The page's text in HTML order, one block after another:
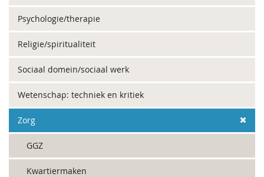
Psychologie/therapie
Religie/spiritualiteit
Sociaal domein/sociaal werk
Wetenschap: techniek en kritiek
Zorg
GGZ
Kwartiermaken